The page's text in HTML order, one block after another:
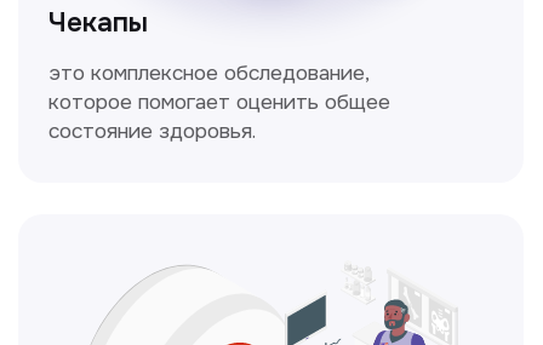
прибора — кольпоскопа.